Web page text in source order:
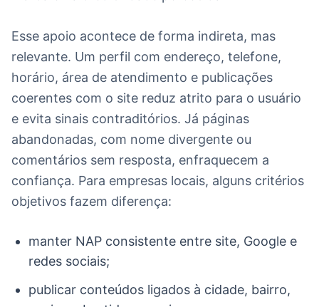
Esse apoio acontece de forma indireta, mas
relevante. Um perfil com endereço, telefone,
horário, área de atendimento e publicações
coerentes com o site reduz atrito para o usuário
e evita sinais contraditórios. Já páginas
abandonadas, com nome divergente ou
comentários sem resposta, enfraquecem a
confiança. Para empresas locais, alguns critérios
objetivos fazem diferença:
manter NAP consistente entre site, Google e
redes sociais;
publicar conteúdos ligados à cidade, bairro,